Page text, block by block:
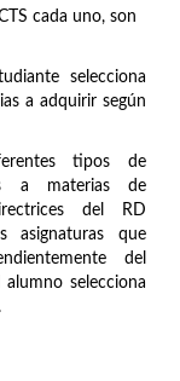
cada uno, son
selecciona
a adquirir según
tipos de
a materias de
del RD
asignaturas que
del
selecciona